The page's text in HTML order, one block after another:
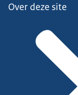
Over deze site